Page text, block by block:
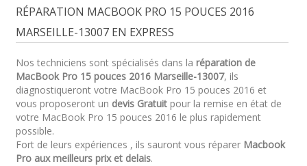
RÉPARATION MACBOOK PRO 15 POUCES 2016
MARSEILLE-13007 EN EXPRESS
Nos techniciens sont spécialisés dans la réparation de
MacBook Pro 15 pouces 2016 Marseille-13007, ils
diagnostiqueront votre MacBook Pro 15 pouces 2016 et
vous proposeront un devis Gratuitpour la remise en état de
votre MacBook Pro 15 pouces 2016 le plus rapidement
possible.
Fort de leurs expériences , ils sauront vous réparer Macbook
Pro aux meilleurs prix et delais.